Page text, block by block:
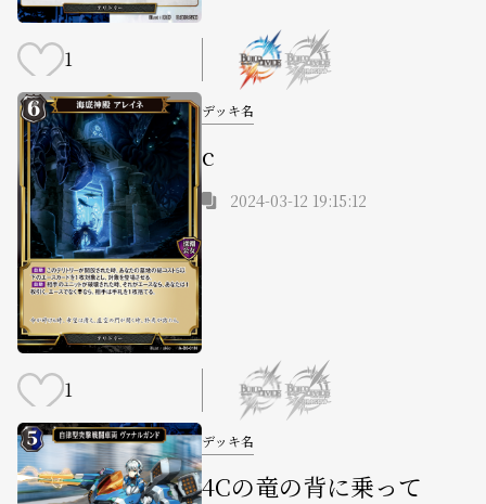
1
デッキ名
c
2024-03-12 19:15:12
1
デッキ名
4Cの竜の背に乗って